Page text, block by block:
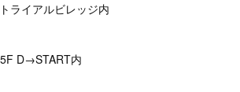
ライアルビレッジ内
D→START内